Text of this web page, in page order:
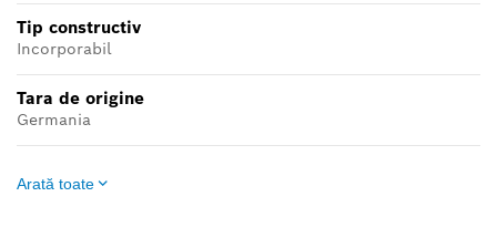
Tip constructiv
Incorporabil
Tara de origine
Germania
Arată toate